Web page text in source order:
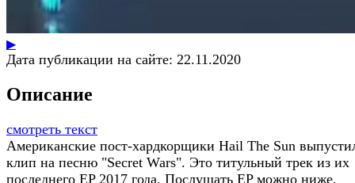
▶
Дата публикации на сайте: 22.11.2020
Описание
смотреть текст
Американские пост-хардкорщики Hail The Sun
клип на песню "Secret Wars". Это титульный трек из их
последнего EP 2017 года. Послушать EP можно ниже.